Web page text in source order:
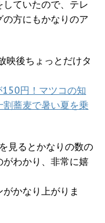
ていたので、テレ
方にもかなりのア
映後ちょっとだけタ
円！マツコの知
割蕎麦で暑い夏を乗
見るとかなりの数の
がわかり、非常に嬉
かなり上がりま